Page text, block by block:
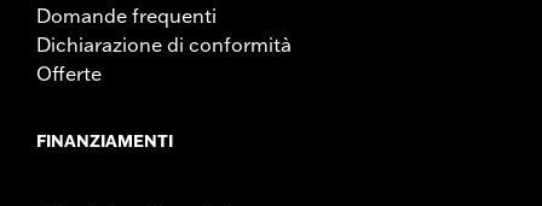
Domande frequenti
Dichiarazione di conformità
Offerte
FINANZIAMENTI